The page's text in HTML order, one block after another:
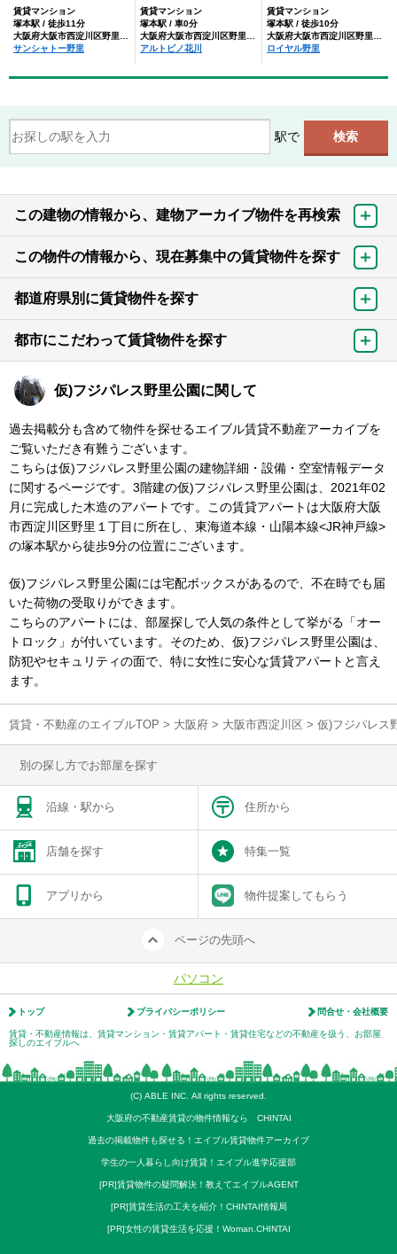
賃貸マンション
塚本駅 / 徒歩11分
大阪府大阪市西淀川区野里１丁目
サンシャトー野里
賃貸マンション
塚本駅 / 車0分
大阪府大阪市西淀川区野里１丁目
アルトピノ花川
賃貸マンション
塚本駅 / 徒歩10分
大阪府大阪市西淀川区野里1丁目
ロイヤル野里
駅で
この建物の情報から、建物アーカイブ物件を再検索
この物件の情報から、現在募集中の賃貸物件を探す
都道府県別に賃貸物件を探す
都市にこだわって賃貸物件を探す
仮)フジパレス野里公園に関して
過去掲載分も含めて物件を探せるエイブル賃貸不動産アーカイブを
ご覧いただき有難うございます。
こちらは仮)フジパレス野里公園の建物詳細・設備・空室情報データ
に関するページです。3階建の仮)フジパレス野里公園は、2021年02
月に完成した木造のアパートです。この賃貸アパートは大阪府大阪
市西淀川区野里１丁目に所在し、東海道本線・山陽本線<JR神戸線>
の塚本駅から徒歩9分の位置にございます。
仮)フジパレス野里公園には宅配ボックスがあるので、不在時でも届
いた荷物の受取りができます。
こちらのアパートには、部屋探しで人気の条件として挙がる「オー
トロック」が付いています。そのため、仮)フジパレス野里公園は、
防犯やセキュリティの面で、特に女性に安心な賃貸アパートと言え
ます。
賃貸・不動産のエイブルTOP > 大阪府 > 大阪市西淀川区 > 仮)フジパレス
別の探し方でお部屋を探す
沿線・駅から 住所から
店舗を探す 特集一覧
アプリから 物件提案してもらう
ページの先頭へ
パソコン
トップ プライバシーポリシー 問合せ・会社概要
賃貸・不動産情報は、賃貸マンション・賃貸アパート・賃貸住宅などの不動産を扱う、お部屋
探しのエイブルへ
(C) ABLE INC. All rights reserved.
大阪府の不動産賃貸の物件情報なら CHINTAI
過去の掲載物件も探せる！エイブル賃貸物件アーカイブ
学生の一人暮らし向け賃貸！エイブル進学応援部
[PR]賃貸物件の疑問解決！教えてエイブルAGENT
[PR]賃貸生活の工夫を紹介！CHINTAI情報局
[PR]女性の賃貸生活を応援！Woman.CHINTAI